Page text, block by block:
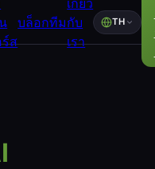
ส
บล็อกทีมกับ
เรา
TH